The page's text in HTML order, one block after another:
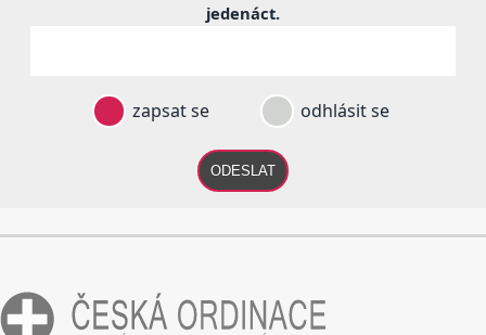
jedenáct.
zapsat se odhlásit se
ODESLAT